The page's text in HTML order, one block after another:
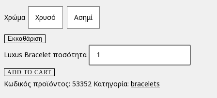
Χρώμα Χρυσό Ασημί
Εκκαθάριση
Luxus Bracelet ποσότητα
ADD TO CART
Κωδικός προϊόντος: 53352 Κατηγορία: bracelets